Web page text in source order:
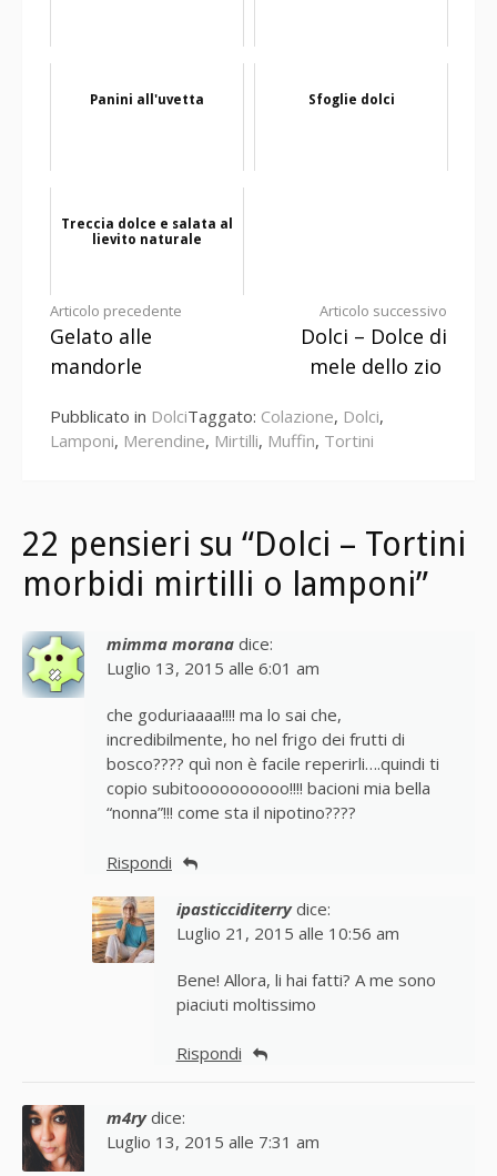
Panini all'uvetta Sfoglie dolci
Treccia dolce e salata al
lievito naturale
Continua
a
Articolo precedente
Gelato alle
mandorle
Articolo successivo
Dolci – Dolce di
mele dello zio
Pubblicato in DolciTaggato: Colazione, Dolci,
Lamponi, Merendine, Mirtilli, Muffin, Tortini
22 pensieri su “Dolci – Tortini
morbidi mirtilli o lamponi”
mimma morana dice:
Luglio 13, 2015 alle 6:01 am
che goduriaaaa!!!! ma lo sai che,
incredibilmente, ho nel frigo dei frutti di
bosco???? quì non è facile reperirli….quindi ti
copio subitoooooooooo!!!! bacioni mia bella
“nonna”!!! come sta il nipotino????
Rispondi
ipasticciditerry dice:
Luglio 21, 2015 alle 10:56 am
Bene! Allora, li hai fatti? A me sono
piaciuti moltissimo
Rispondi
m4ry dice:
Luglio 13, 2015 alle 7:31 am